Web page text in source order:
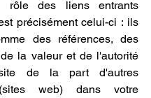
des liens entrants
précisément celui-ci : ils
des références, des
la valeur et de l'autorité
de la part d'autres
web) dans votre